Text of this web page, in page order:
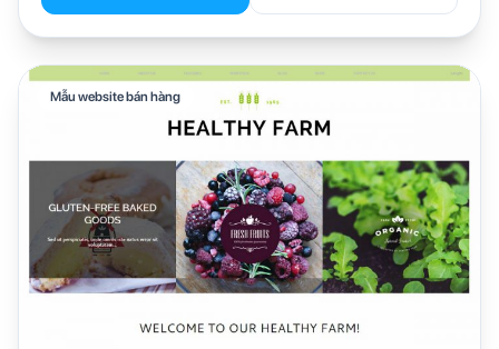
Mẫu website bán hàng